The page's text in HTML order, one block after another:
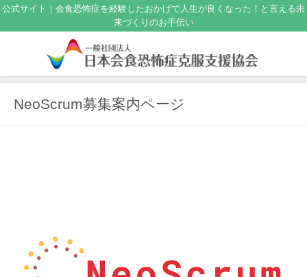
公式サイト｜会食恐怖症を経験したおかげで人生が良くなった！と言える未
来づくりのお手伝い
NeoScrum募集案内ページ